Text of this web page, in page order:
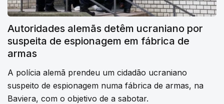
Autoridades alemãs detêm ucraniano por
suspeita de espionagem em fábrica de
armas
A polícia alemã prendeu um cidadão ucraniano
suspeito de espionagem numa fábrica de armas, na
Baviera, com o objetivo de a sabotar.